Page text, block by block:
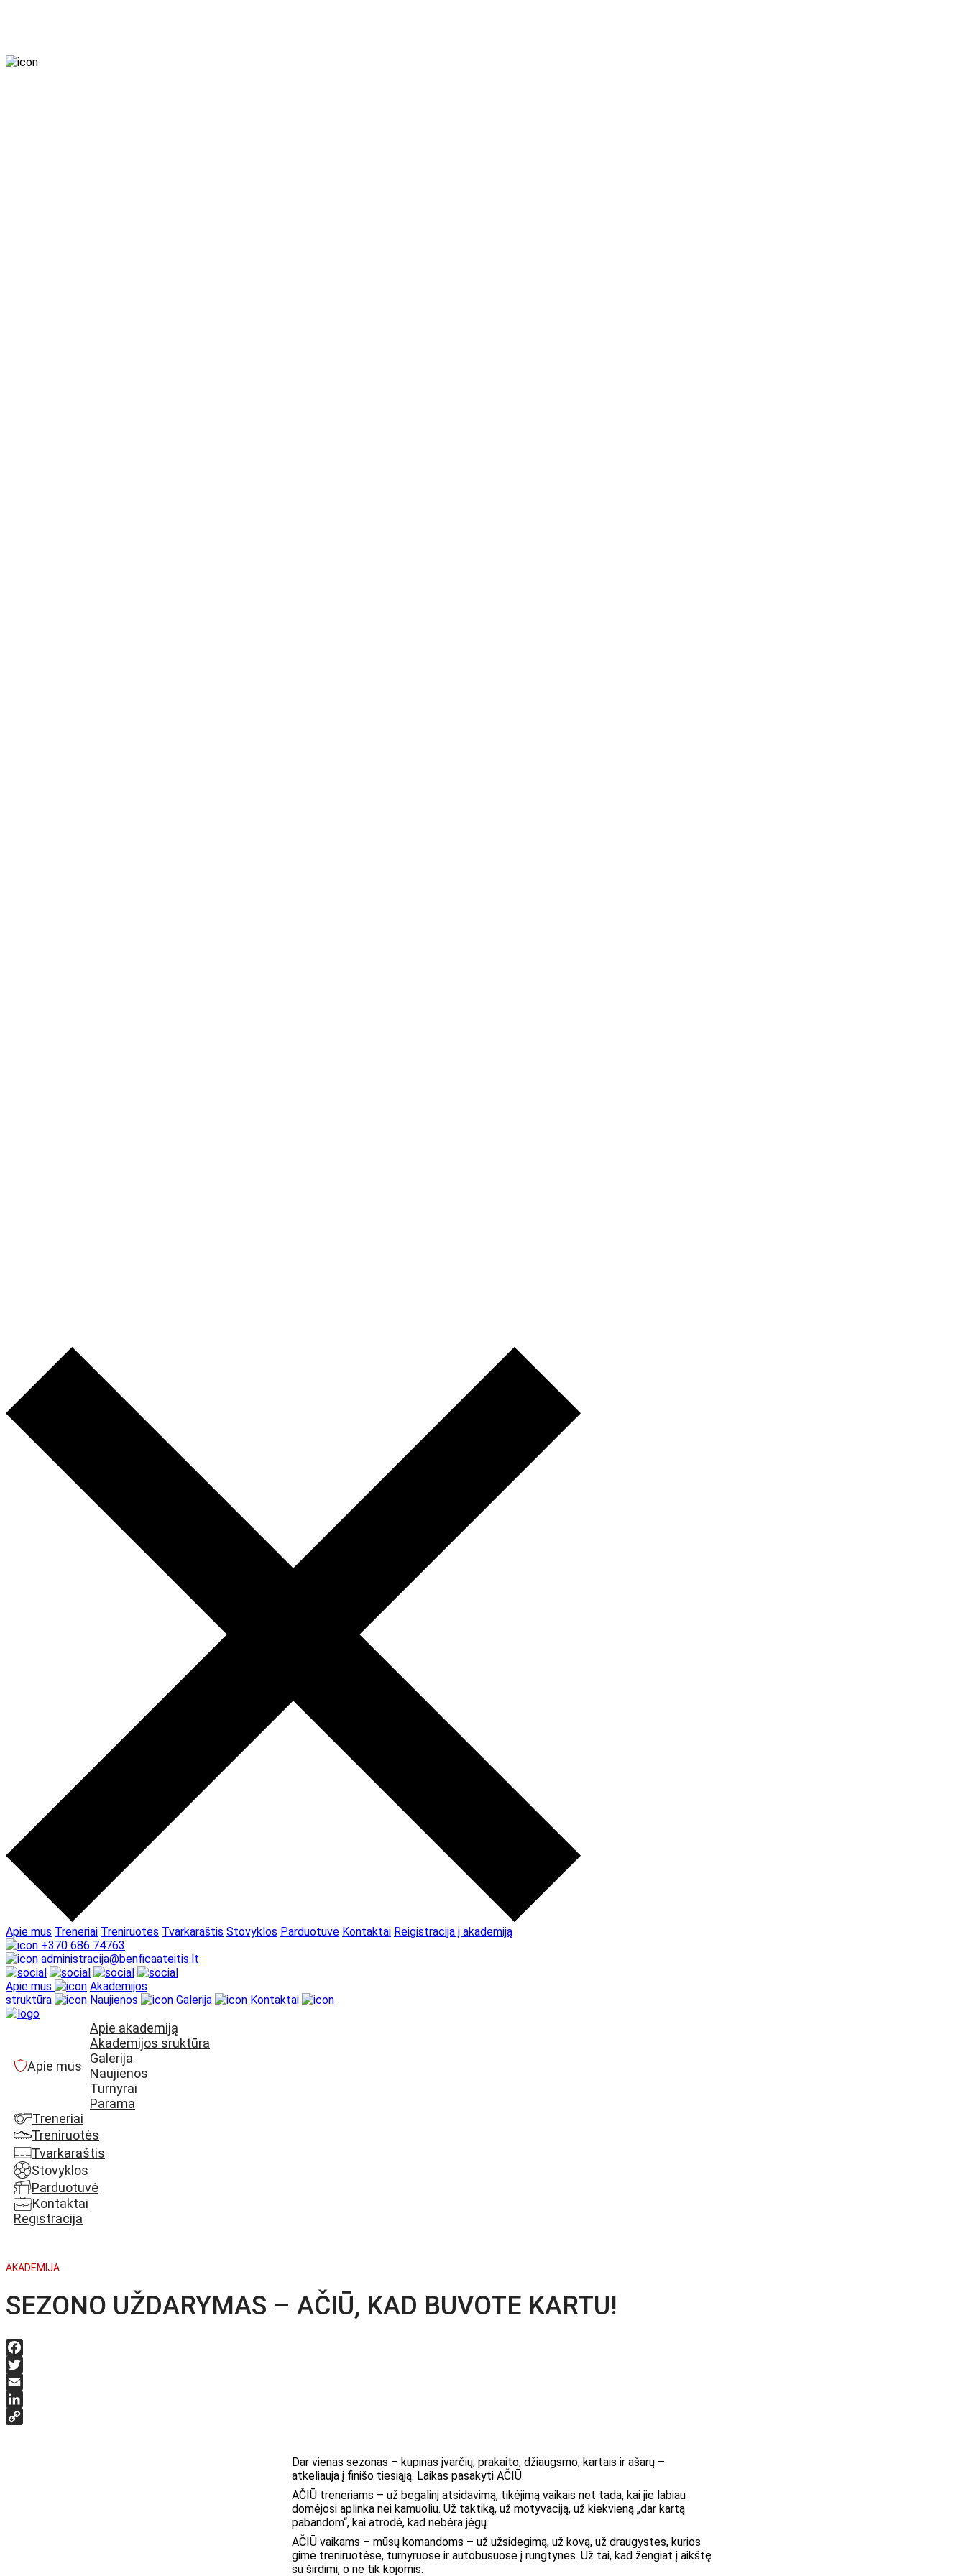
Apie mus Treneriai Treniruotės Tvarkaraštis Stovyklos Parduotuvė Kontaktai Reigistracija į akademiją
+370 686 74763
administracija@benficaateitis.lt
Apie mus
Akademijos
struktūra
Naujienos Galerija Kontaktai
Apie mus
Apie akademiją
Akademijos sruktūra
Galerija
Naujienos
Turnyrai
Parama
Treneriai
Treniruotės
Tvarkaraštis
Stovyklos
Parduotuvė
Kontaktai
Registracija
AKADEMIJA
SEZONO UŽDARYMAS – AČIŪ, KAD BUVOTE KARTU!
Facebook
Twitter
Email
LinkedIn
Dar vienas sezonas – kupinas įvarčių, prakaito, džiaugsmo, kartais ir ašarų –
atkeliauja į finišo tiesiąją. Laikas pasakyti AČIŪ.
AČIŪ treneriams – už begalinį atsidavimą, tikėjimą vaikais net tada, kai jie labiau
domėjosi aplinka nei kamuoliu. Už taktiką, už motyvaciją, už kiekvieną „dar kartą
pabandom“, kai atrodė, kad nebėra jėgų.
AČIŪ vaikams – mūsų komandoms – už užsidegimą, už kovą, už draugystes, kurios
gimė treniruotėse, turnyruose ir autobusuose į rungtynes. Už tai, kad žengiat į aikštę
su širdimi, o ne tik kojomis.